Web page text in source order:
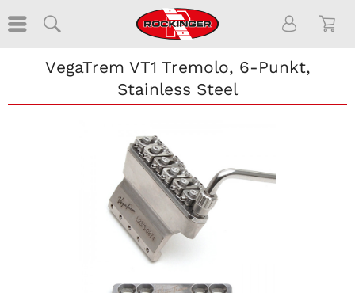
VegaTrem VT1 Tremolo, 6-Punkt,
Stainless Steel